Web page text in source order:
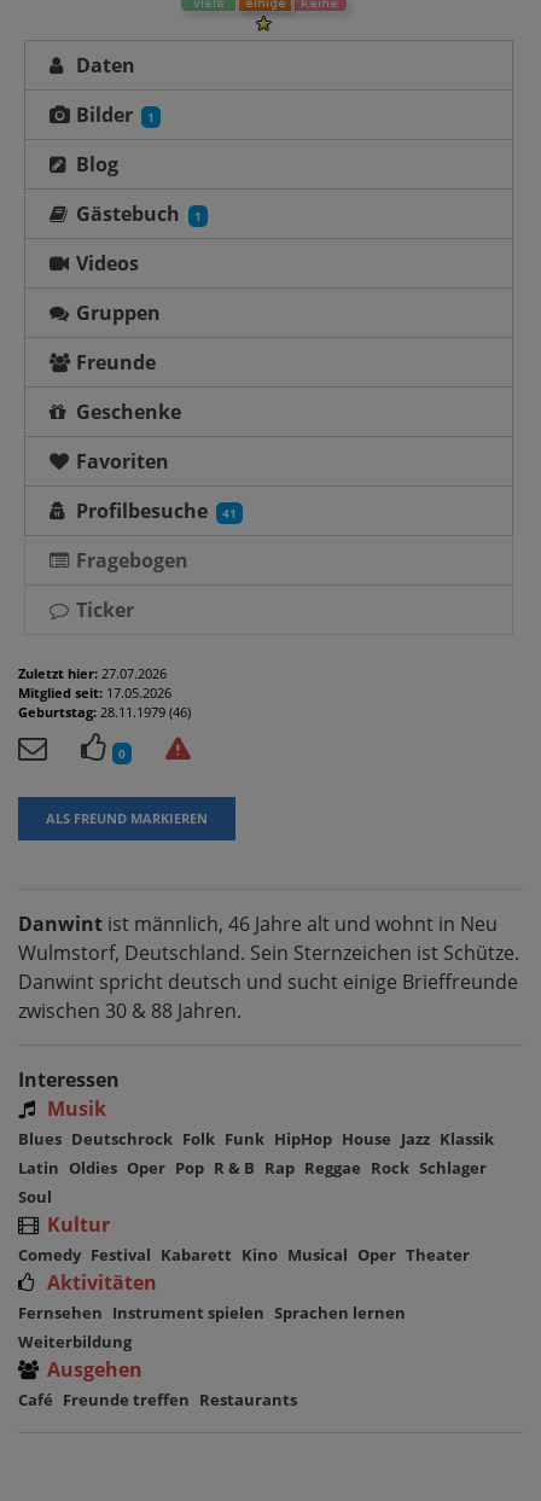
Daten
Bilder
1
Blog
Gästebuch
1
Videos
Gruppen
Freunde
Geschenke
Favoriten
Profilbesuche
41
Fragebogen
Ticker
Zuletzt hier: 27.07.2026
Mitglied seit: 17.05.2026
Geburtstag: 28.11.1979 (46)
0
ALS FREUND MARKIEREN
Danwint ist männlich, 46 Jahre alt und wohnt in Neu
Wulmstorf, Deutschland. Sein Sternzeichen ist Schütze.
Danwint spricht deutsch und sucht einige Brieffreunde
zwischen 30 & 88 Jahren.
Interessen
Musik
Blues Deutschrock Folk Funk HipHop House Jazz Klassik
Latin Oldies Oper Pop R & B Rap Reggae Rock Schlager
Soul
Kultur
Comedy Festival Kabarett Kino Musical Oper Theater
Aktivitäten
Fernsehen Instrument spielen Sprachen lernen
Weiterbildung
Ausgehen
Café Freunde treffen Restaurants